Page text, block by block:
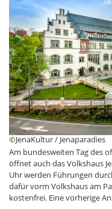
©JenaKultur / Jenaparadies
Am bundesweiten Tag des
öffnet auch das Volkshaus
Uhr werden Führungen
dafür vorm Volkshaus am
kostenfrei. Eine vorherige